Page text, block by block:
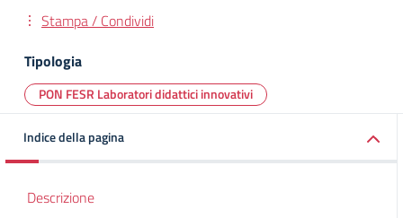
Stampa / Condividi
Tipologia
PON FESR Laboratori didattici innovativi
Indice della pagina
Descrizione